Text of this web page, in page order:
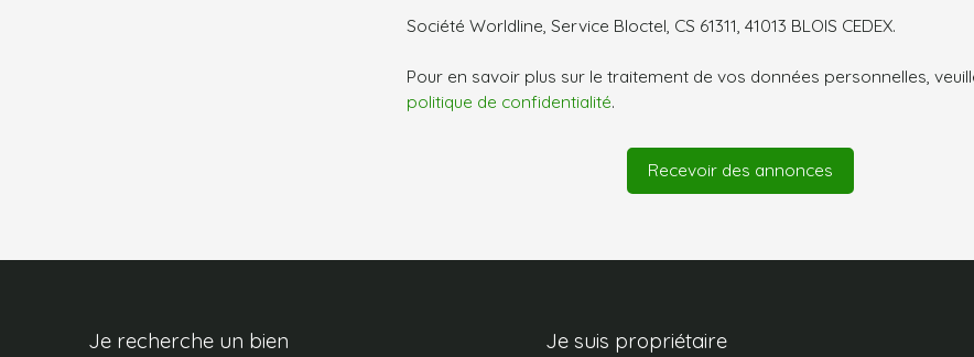
Société Worldline, Service Bloctel, CS 61311, 41013 BLOIS CEDEX.
Pour en savoir plus sur le traitement de vos données personnelles,
politique de confidentialité.
Recevoir des annonces
Je recherche un bien Je suis propriétaire